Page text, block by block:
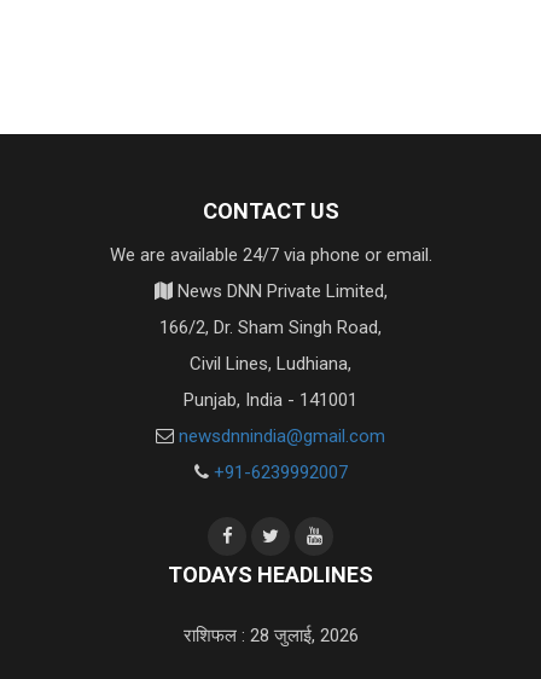
CONTACT US
We are available 24/7 via phone or email.
News DNN Private Limited,
166/2, Dr. Sham Singh Road,
Civil Lines, Ludhiana,
Punjab, India - 141001
newsdnnindia@gmail.com
+91-6239992007
TODAYS HEADLINES
राशिफल : 28 जुलाई, 2026